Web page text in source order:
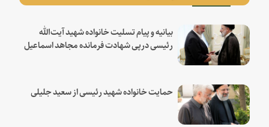
بیانیه و پیام تسلیت خانواده شهید آیت‌الله
رئیسی درپی شهادت فرمانده مجاهد اسماعیل
حمایت خانواده شهید رئیسی از سعید جلیلی